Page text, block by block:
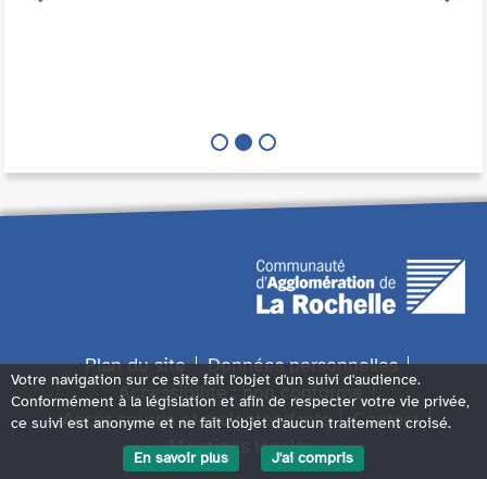
Plan du site
Données personnelles
Accessibilité : non conforme
Accès sourds et malentendants
Contact
Mentions légales
Votre navigation sur ce site fait l'objet d'un suivi d'audience.
Conformément à la législation et afin de respecter votre vie privée,
ce suivi est anonyme et ne fait l'objet d'aucun traitement croisé.
En savoir plus
J'ai compris